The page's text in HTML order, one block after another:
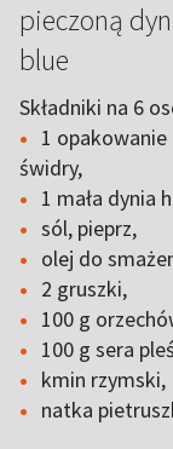
pieczoną
blue
Składniki na 6
1 opakowanie
świdry,
1 mała dynia
sól, pieprz,
olej do
2 gruszki,
100 g
100 g sera
kmin rzymski,
natka